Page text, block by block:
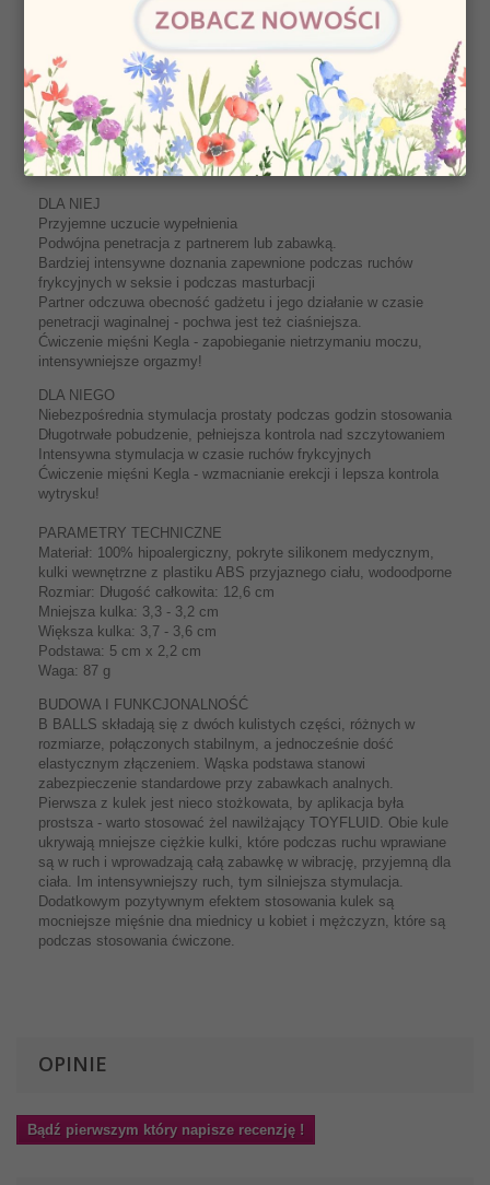
HIGIENA I BEZPIECZEŃSTWO
Aplikuj B BALLS z dużą ilością żelu nawilżającego TOYFLUIDu
Do mycia użyj antybakteryjny płyn do czyszczenia CLEANER
Fun Factory, stworzony do czyszczenia zabawek silikonowych i
stref intymnych
Możesz też myć mydłem i wodą.
ZALETY DLA DWOJGA
DLA NIEJ
Przyjemne uczucie wypełnienia
Podwójna penetracja z partnerem lub zabawką.
Bardziej intensywne doznania zapewnione podczas ruchów
frykcyjnych w seksie i podczas masturbacji
Partner odczuwa obecność gadżetu i jego działanie w czasie
penetracji waginalnej - pochwa jest też ciaśniejsza.
Ćwiczenie mięśni Kegla - zapobieganie nietrzymaniu moczu,
intensywniejsze orgazmy!
DLA NIEGO
Niebezpośrednia stymulacja prostaty podczas godzin stosowania
Długotrwałe pobudzenie, pełniejsza kontrola nad szczytowaniem
Intensywna stymulacja w czasie ruchów frykcyjnych
Ćwiczenie mięśni Kegla - wzmacnianie erekcji i lepsza kontrola
wytrysku!
PARAMETRY TECHNICZNE
Materiał: 100% hipoalergiczny, pokryte silikonem medycznym,
kulki wewnętrzne z plastiku ABS przyjaznego ciału, wodoodporne
Rozmiar: Długość całkowita: 12,6 cm
Mniejsza kulka: 3,3 - 3,2 cm
Większa kulka: 3,7 - 3,6 cm
Podstawa: 5 cm x 2,2 cm
Waga: 87 g
BUDOWA I FUNKCJONALNOŚĆ
B BALLS składają się z dwóch kulistych części, różnych w
rozmiarze, połączonych stabilnym, a jednocześnie dość
elastycznym złączeniem. Wąska podstawa stanowi
zabezpieczenie standardowe przy zabawkach analnych.
Pierwsza z kulek jest nieco stożkowata, by aplikacja była
prostsza - warto stosować żel nawilżający TOYFLUID. Obie kule
ukrywają mniejsze ciężkie kulki, które podczas ruchu wprawiane
są w ruch i wprowadzają całą zabawkę w wibrację, przyjemną dla
ciała. Im intensywniejszy ruch, tym silniejsza stymulacja.
Dodatkowym pozytywnym efektem stosowania kulek są
mocniejsze mięśnie dna miednicy u kobiet i mężczyzn, które są
podczas stosowania ćwiczone.
OPINIE
Bądź pierwszym który napisze recenzję !